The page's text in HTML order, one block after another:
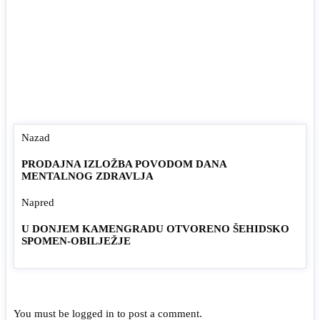
Nazad
PRODAJNA IZLOŽBA POVODOM DANA
MENTALNOG ZDRAVLJA
Napred
U DONJEM KAMENGRADU OTVORENO ŠEHIDSKO
SPOMEN-OBILJEŽJE
You must be logged in to post a comment.